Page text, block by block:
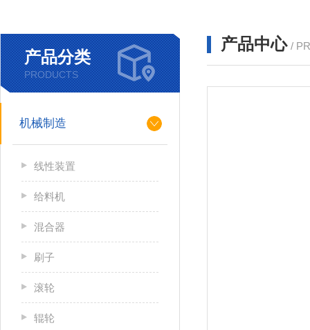
产品分类
PRODUCTS
机械制造
线性装置
给料机
混合器
刷子
滚轮
辊轮
产品中心 /